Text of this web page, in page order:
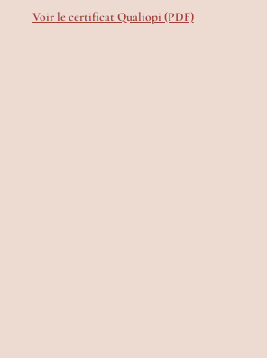
Voir le certificat Qualiopi (PDF)